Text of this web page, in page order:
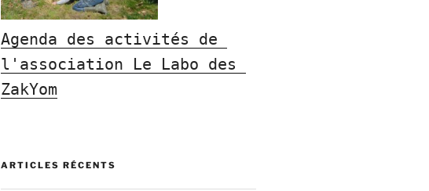
Agenda des activités de
l'association Le Labo des
ZakYom
ARTICLES RÉCENTS